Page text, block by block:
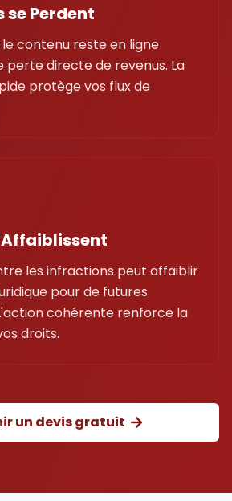
se Perdent
le contenu reste en ligne
perte directe de revenus. La
protège vos flux de
les infractions peut affaiblir
pour de futures
cohérente renforce la
droits.
un devis gratuit